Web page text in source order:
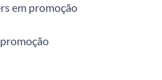
em promoção